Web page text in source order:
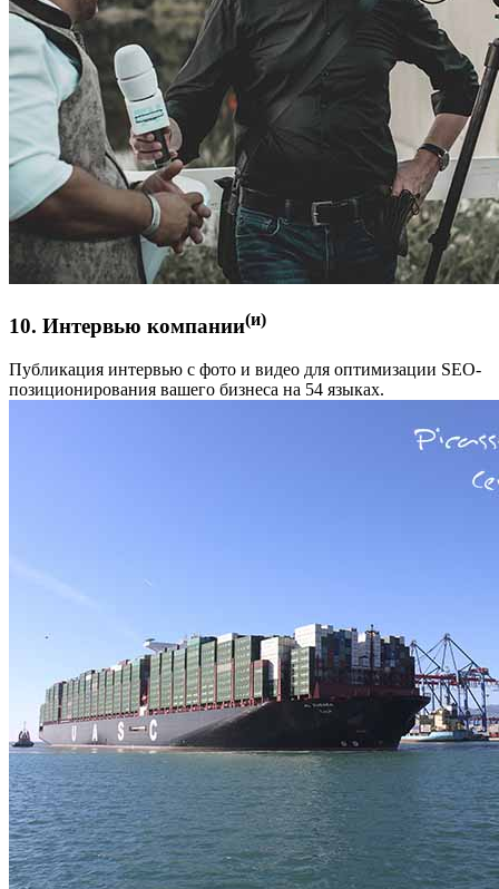
10. Интервью компании(и)
Публикация интервью с фото и видео для оптимизации SEO-
позиционирования вашего бизнеса на 54 языках.